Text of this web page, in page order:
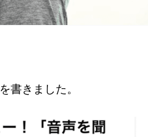
を書きました。